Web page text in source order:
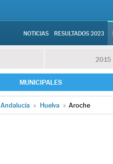
NOTICIAS RESULTADOS 2023
2015
MUNICIPALES
Andalucía » Huelva » Aroche